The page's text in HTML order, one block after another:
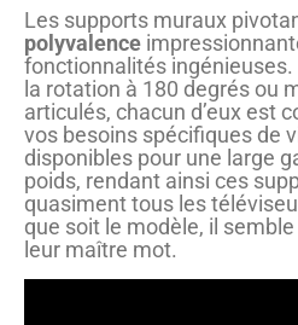
Les supports muraux
polyvalence
fonctionnalités ingénieuses.
la rotation à 180 degrés ou
articulés, chacun d’eux est
vos besoins spécifiques de
disponibles pour une large
poids, rendant ainsi ces
quasiment tous les
que soit le modèle, il
leur maître mot.